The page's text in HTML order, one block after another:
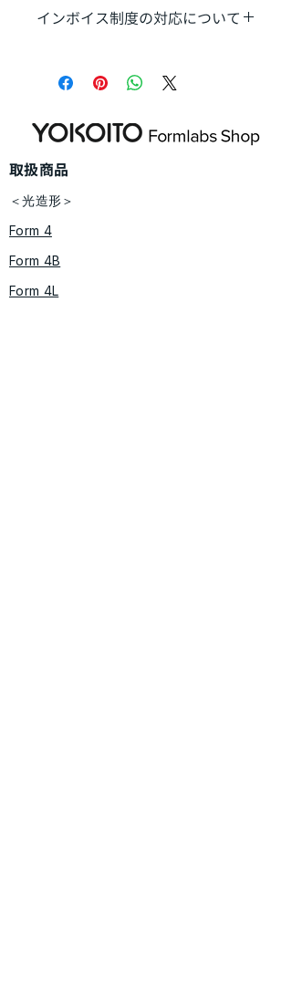
会員ショップをご利用ください。（登
support.com/limited-shop
インボイス制度の対応について
号記載の領収書をお送りさせていただ
きます。​​
​取扱商品
＜光造形＞
Form 4
Form 4B
Form 4L